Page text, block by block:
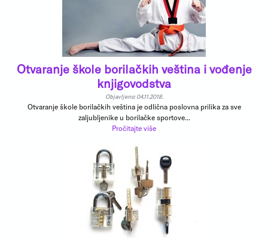
Otvaranje škole borilačkih veština i vođenje
knjigovodstva
Objavljeno: 04.11.2018.
Otvaranje škole borilačkih veština je odlična poslovna prilika za sve
zaljubljenike u borilačke sportove...
Pročitajte više